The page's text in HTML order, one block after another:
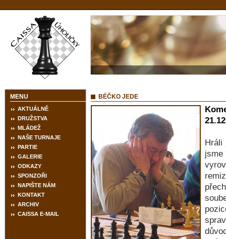
MENU
AKTUÁLNĚ
DRUŽSTVA
MLÁDEŽ
NAŠE TURNAJE
PARTIE
GALERIE
ODKAZY
SPONZOŘI
NAPIŠTE NÁM
KONTAKT
ARCHIV
CAISSA E-MAIL
BÉČKO JEDE
Hráli